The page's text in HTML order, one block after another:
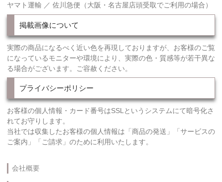
ヤマト運輸 ／ 佐川急便（大阪・名古屋店頭受取でご利用の場合）
掲載画像について
実際の商品になるべく近い色を再現しておりますが、お客様のご覧
になっているモニターや環境により、実際の色・質感等が若干異な
る場合がございます。ご容赦ください。
プライバシーポリシー
お客様の個人情報・カード番号はSSLというシステムにて暗号化さ
れてお守りします。
当社では収集したお客様の個人情報は「商品の発送」「サービスの
ご案内」「ご請求」のために利用いたします。
会社概要